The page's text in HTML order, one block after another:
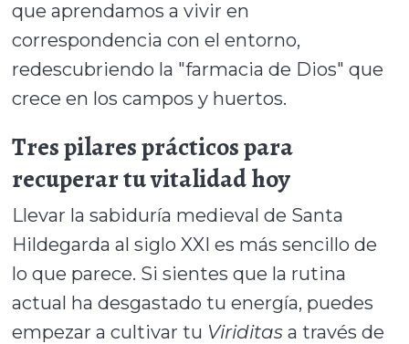
que aprendamos a vivir en
correspondencia con el entorno,
redescubriendo la "farmacia de Dios" que
crece en los campos y huertos.
Tres pilares prácticos para
recuperar tu vitalidad hoy
Llevar la sabiduría medieval de Santa
Hildegarda al siglo XXI es más sencillo de
lo que parece. Si sientes que la rutina
actual ha desgastado tu energía, puedes
empezar a cultivar tu Viriditas a través de